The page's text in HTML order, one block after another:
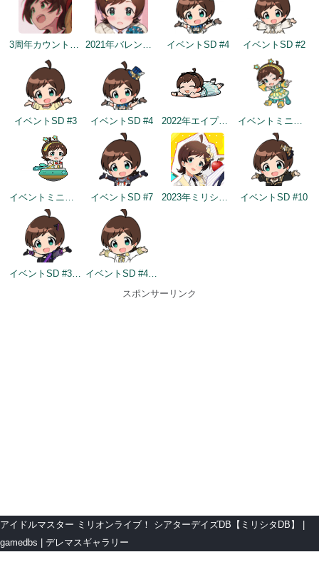
3周年カウントダウンイラスト 2021年バレンタインデートップ画面 イベントSD #4 イベントSD #2
イベントSD #3 イベントSD #4 2022年エイプリルフールネタ イベントミニゲームSD（2022/11/30）
イベントミニゲームSD（2022/11/30） イベントSD #7 2023年ミリシタ4周年イメージ イベントSD #10
イベントSD #354
イベントSD #403
スポンサーリンク
アイドルマスター ミリオンライブ！ シアターデイズDB【ミリシタDB】
gamedbs
デレマスギャラリー